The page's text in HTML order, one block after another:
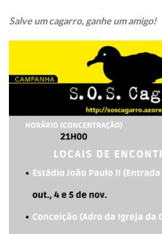
Salve um cagarro, ganhe um amigo!